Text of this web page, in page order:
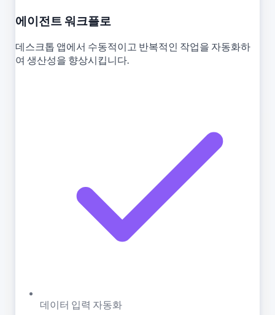
에이전트 워크플로
데스크톱 앱에서 수동적이고 반복적인 작업을 자동화하
여 생산성을 향상시킵니다.
데이터 입력 자동화